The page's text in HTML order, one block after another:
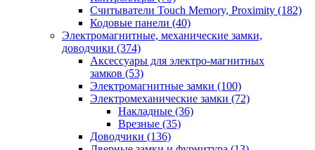
Считыватели Touch Memory, Proximity (182)
Кодовые панели (40)
Электромагнитные, механические замки,
доводчики (374)
Аксессуары для электро-магнитных
замков (53)
Электромагнитные замки (100)
Электромеханические замки (72)
Накладные (36)
Врезные (35)
Доводчики (136)